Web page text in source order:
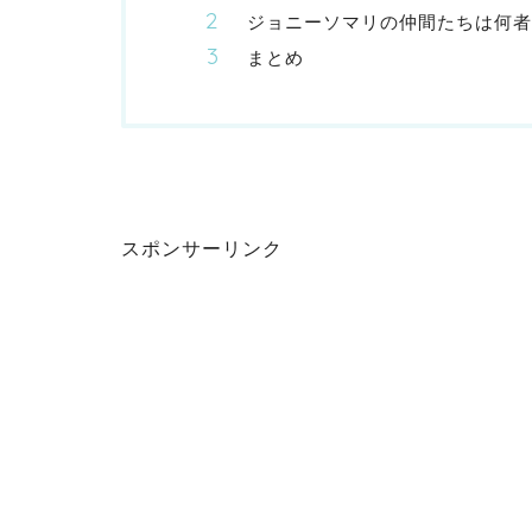
ジョニーソマリの仲間たちは何
まとめ
スポンサーリンク